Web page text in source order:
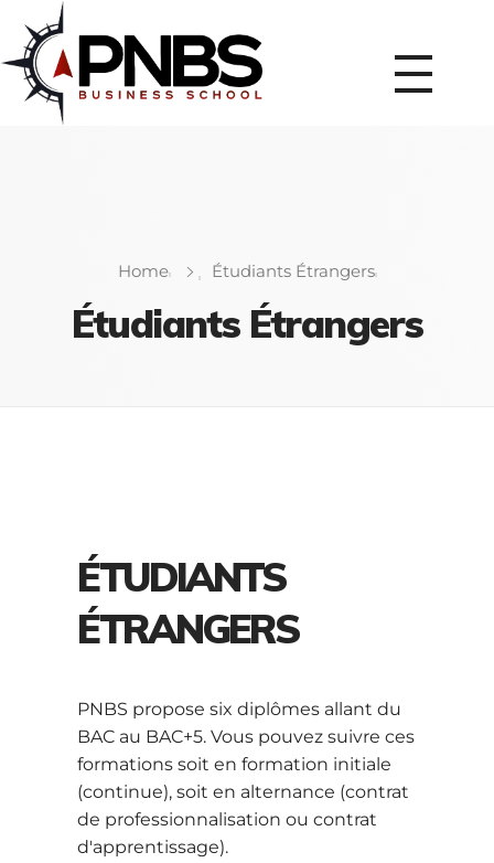
Home Étudiants Étrangers
Étudiants Étrangers
ÉTUDIANTS
ÉTRANGERS
PNBS propose six diplômes allant du
BAC au BAC+5. Vous pouvez suivre ces
formations soit en formation initiale
(continue), soit en alternance (contrat
de professionnalisation ou contrat
d'apprentissage).